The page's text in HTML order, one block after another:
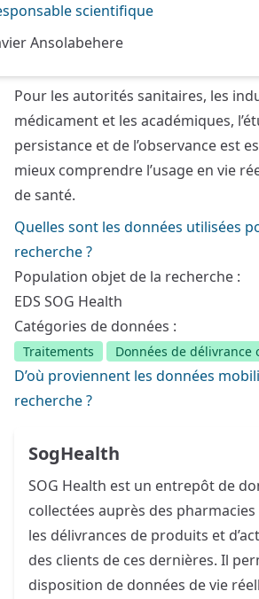
scientifique
Ansolabehere
Pour les autorités sanitaires, les
médicament et les académiques,
persistance et de l’observance est
mieux comprendre l’usage en vie
de santé.
Quelles sont les données utilisées
recherche ?
Population objet de la recherche :
EDS SOG Health
Catégories de données :
Traitements Données de délivrance
D’où proviennent les données
recherche ?
SogHealth
SOG Health est un entrepôt de
collectées auprès des
les délivrances de produits et
des clients de ces dernières. Il
disposition de données de vie